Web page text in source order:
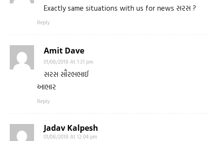
Exactly same situations with us for news સરસ ?
Reply
Amit Dave
01/08/2018 At 1:31 pm
સરસ સૌરભભાઈ
આભાર
Reply
Jadav Kalpesh
01/08/2018 At 12:04 pm